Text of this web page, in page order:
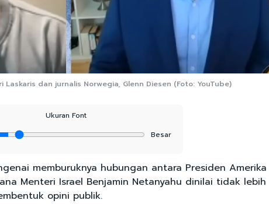
dan jurnalis Norwegia, Glenn Diesen (Foto: YouTube)
Ukuran Font
Besar
memburuknya hubungan antara Presiden Amerika
Menteri Israel Benjamin Netanyahu dinilai tidak lebih
opini publik.